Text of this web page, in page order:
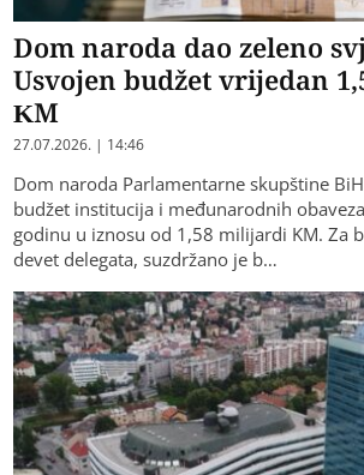
Dom naroda dao zeleno
Usvojen budžet vrijedan
KM
27.07.2026. | 14:46
Dom naroda Parlamentarne skupštine
budžet institucija i međunarodnih
godinu u iznosu od 1,58 milijardi KM. Za
devet delegata, suzdržano je b…